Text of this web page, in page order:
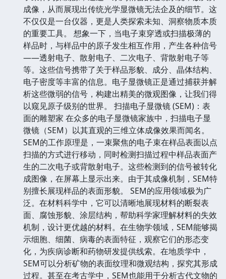
成像，从而展现出传统光学显微镜无法企及的细节。这
不仅仅是一台仪器，更是人类探索未知、洞察物质本质
的重要工具。 想象一下，当电子束穿透或扫描极薄的
样品时，与样品中的原子发生相互作用，产生各种信号
——透射电子、散射电子、二次电子、背散射电子等
等。这些信号携带了关于样品形貌、成分、晶体结构、
电子密度等丰富的信息。电子显微镜正是通过捕获并解
析这些微弱的信号，构建出精美的微观图像，让我们得
以窥见原子级别的世界。 扫描电子显微镜 (SEM)：表
面的雕塑家 在众多的电子显微镜家族中，扫描电子显
微镜（SEM）以其直观的三维立体成像效果而闻名。
SEM的工作原理是，一束聚焦的电子束在样品表面以点
扫描的方式进行移动，同时检测扫描过程中样品表面产
生的二次电子或背散射电子。这些检测到的信号被转化
成图像，在屏幕上显示出来。由于其成像机制，SEM特
别擅长展现样品的表面形貌。 SEM的应用领域极为广
泛。在材料科学中，它可以清晰地展现材料的断裂表
面、腐蚀形貌、涂层结构，帮助科学家理解材料的失效
机制，设计更优越的材料。在生物学领域，SEM能够揭
示细胞、细菌、病毒的表面特征，观察它们的形态变
化，为疾病诊断和药物研发提供线索。在地质学中，
SEM可以分析矿物的表面纹理和微观结构，探究其形成
过程。甚至在考古学中，SEM也能用于分析古代文物的